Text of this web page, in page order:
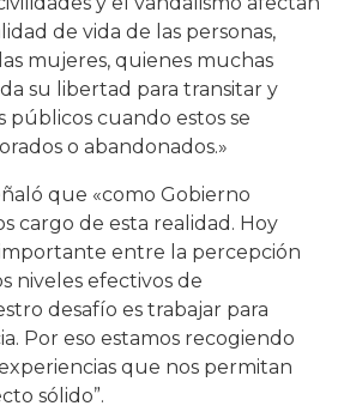
de vida de las personas,
mujeres, quienes muchas
su libertad para transitar y
públicos cuando estos se
o abandonados.»
que «como Gobierno
cargo de esta realidad. Hoy
entre la percepción
niveles efectivos de
desafío es trabajar para
Por eso estamos recogiendo
que nos permitan
sólido”.